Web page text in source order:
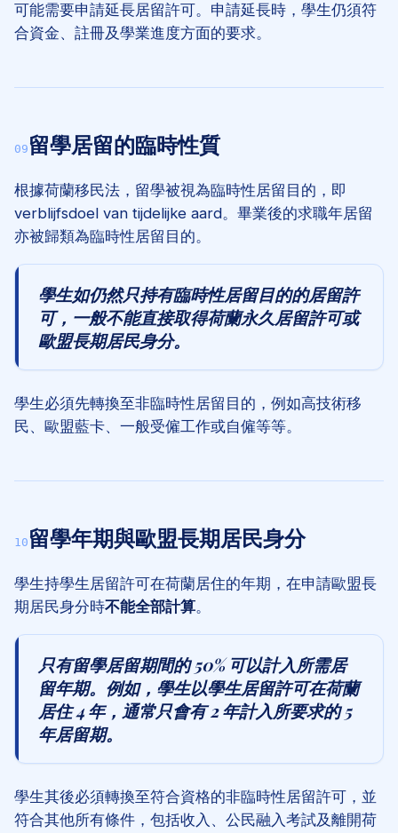
可能需要申請延長居留許可。申請延長時，學生仍須符
合資金、註冊及學業進度方面的要求。
09 留學居留的臨時性質
根據荷蘭移民法，留學被視為臨時性居留目的，即
verblijfsdoel van tijdelijke aard。畢業後的求職年居留
亦被歸類為臨時性居留目的。
學生如仍然只持有臨時性居留目的的居留許
可，一般不能直接取得荷蘭永久居留許可或
歐盟長期居民身分。
學生必須先轉換至非臨時性居留目的，例如高技術移
民、歐盟藍卡、一般受僱工作或自僱等等。
10 留學年期與歐盟長期居民身分
學生持學生居留許可在荷蘭居住的年期，在申請歐盟長
期居民身分時不能全部計算。
只有留學居留期間的 50% 可以計入所需居
留年期。例如，學生以學生居留許可在荷蘭
居住 4 年，通常只會有 2 年計入所要求的 5
年居留期。
學生其後必須轉換至符合資格的非臨時性居留許可，並
符合其他所有條件，包括收入、公民融入考試及離開荷